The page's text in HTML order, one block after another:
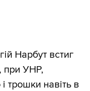
Нарбут встиг
при УНР,
трошки навіть в